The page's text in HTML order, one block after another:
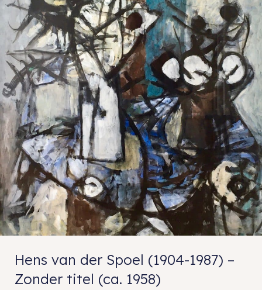
Hens van der Spoel (1904-1987) –
Zonder titel (ca. 1958)